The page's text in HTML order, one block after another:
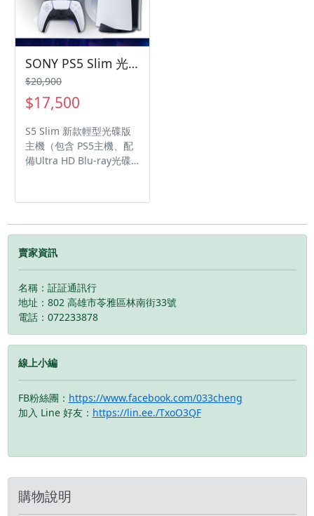
SONY PS5 Slim 光碟版 輕薄型主機 - (CFI-2018A01)分期甜甜價『証証通訊』
$20,900
$17,500
S5 Slim 新款輕型光碟版
主機（包含 PS5主機、配
備Ultra HD Blu-ray光碟
新直立架※
賣家資訊
名稱：証証通訊行
地址：802 高雄市苓雅區林南街33號
電話：072233878
線上小編
FB粉絲團： https://www.facebook.com/033cheng
加入 Line 好友： https://lin.ee./TxoO3QF
購物說明